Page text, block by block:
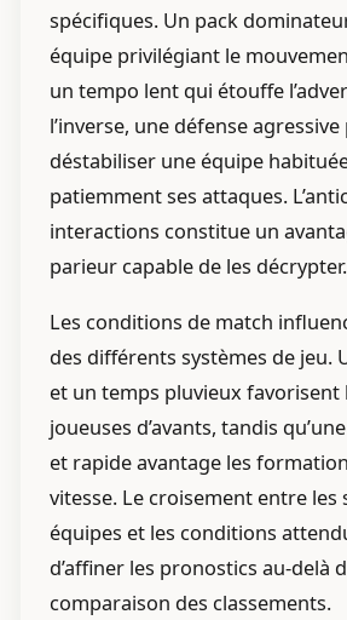
spécifiques. Un pack
équipe privilégiant le
un tempo lent qui étouffe
l’inverse, une défense
déstabiliser une équipe
patiemment ses attaques.
interactions constitue un
parieur capable de les décrypter.
Les conditions de match
des différents systèmes de jeu.
et un temps pluvieux favorisent
joueuses d’avants, tandis
et rapide avantage les
vitesse. Le croisement entre les
équipes et les conditions
d’affiner les pronostics au-delà
comparaison des classements.